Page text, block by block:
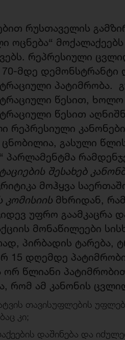
რუსთაველის
ოცნება“
რეპრესიული
მდე დემონსტრანტი
პატიმრობა.
წესით,
წესით
რეპრესიული
გასული
პარლამენტმა
შესახებ
მოჰყვა
კომისიის მხრიდან,
უფრო გაამკაცრა
მონაწილეები
პირბადის ტარება,
15 დღემდე
წლიანი
რომ ამ კანონის
თავისუფლების
კი;
დაშინება და